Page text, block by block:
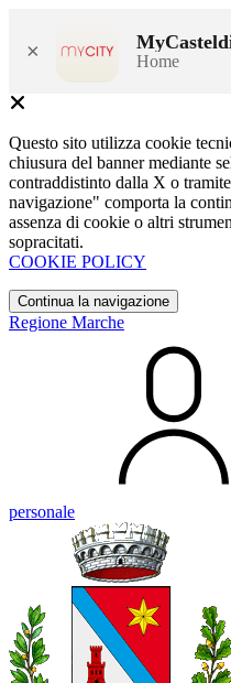
× Home
Questo sito utilizza cookie
chiusura del banner mediante
contraddistinto dalla X o
navigazione" comporta la
assenza di cookie o altri
sopracitati.
COOKIE POLICY
Continua la navigazione
Regione Marche
personale